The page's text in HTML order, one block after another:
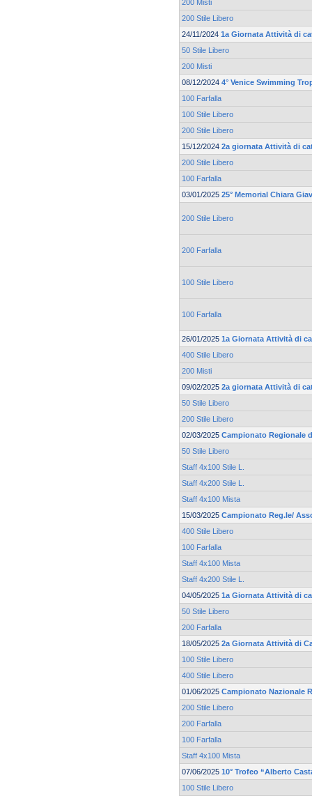
200 Misti
200 Stile Libero
24/11/2024 1a Giornata Attività di
50 Stile Libero
200 Misti
08/12/2024 4° Venice Swimming
100 Farfalla
100 Stile Libero
200 Stile Libero
15/12/2024 2a giornata Attività di
200 Stile Libero
100 Farfalla
03/01/2025 25° Memorial Chiara
200 Stile Libero
200 Farfalla
100 Stile Libero
100 Farfalla
26/01/2025 1a Giornata Attività di
400 Stile Libero
200 Misti
09/02/2025 2a giornata Attività di
50 Stile Libero
200 Stile Libero
02/03/2025 Campionato Regionale
50 Stile Libero
Staff 4x100 Stile L.
Staff 4x200 Stile L.
Staff 4x100 Mista
15/03/2025 Campionato Reg.le/
400 Stile Libero
100 Farfalla
Staff 4x100 Mista
Staff 4x200 Stile L.
04/05/2025 1a Giornata Attività di
50 Stile Libero
200 Farfalla
18/05/2025 2a Giornata Attività di
100 Stile Libero
400 Stile Libero
01/06/2025 Campionato Nazionale
200 Stile Libero
200 Farfalla
100 Farfalla
Staff 4x100 Mista
07/06/2025 10° Trofeo “Alberto
100 Stile Libero